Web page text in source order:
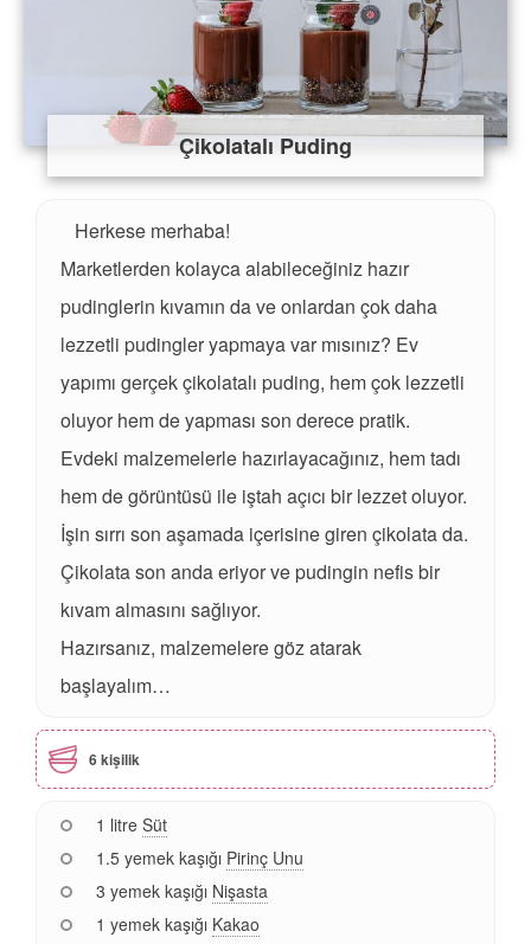
Çikolatalı Puding
Herkese merhaba!
Marketlerden kolayca alabileceğiniz hazır
pudinglerin kıvamın da ve onlardan çok daha
lezzetli pudingler yapmaya var mısınız? Ev
yapımı gerçek çikolatalı puding, hem çok lezzetli
oluyor hem de yapması son derece pratik.
Evdeki malzemelerle hazırlayacağınız, hem tadı
hem de görüntüsü ile iştah açıcı bir lezzet oluyor.
İşin sırrı son aşamada içerisine giren çikolata da.
Çikolata son anda eriyor ve pudingin nefis bir
kıvam almasını sağlıyor.
Hazırsanız, malzemelere göz atarak
başlayalım…
6 kişilik
1 litre Süt
1.5 yemek kaşığı Pirinç Unu
3 yemek kaşığı Nişasta
1 yemek kaşığı Kakao